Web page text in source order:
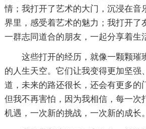
情；我打开了艺术的大门，沉浸在音
界里，感受着艺术的魅力；我打开了
一群志同道合的朋友，一起分享着生
这些打开的经历，就像一颗颗璀
的人生天空。它们让我变得更加坚强
道，未来的路还很长，还会有更多的
但我不再害怕，因为我相信，每一次
机遇，一次新的挑战，一次新的成长。